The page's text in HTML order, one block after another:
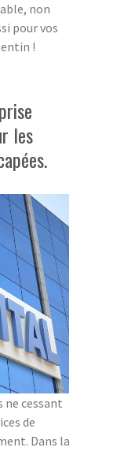
non
pour vos
!
les
ne cessant
de
Dans la